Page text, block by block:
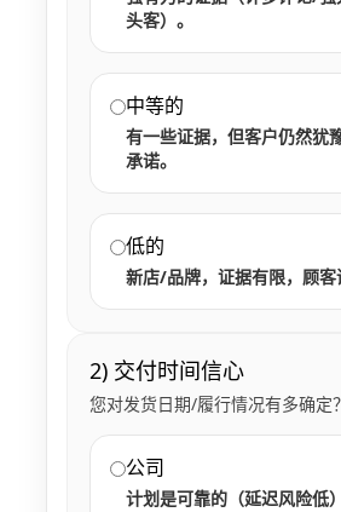
头客）。
中等的
有一些证据，但客户仍然犹
承诺。
低的
新店/品牌，证据有限，顾客
2) 交付时间信心
您对发货日期/履行情况有多确定？
公司
计划是可靠的（延迟风险低）